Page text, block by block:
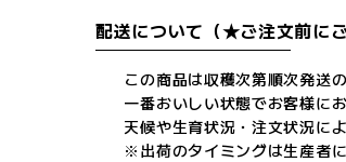
配送について（★ご注文前に
この商品は収穫次第順次発送の
一番おいしい状態でお客様に
天候や生育状況・注文状況に
※出荷のタイミングは生産者